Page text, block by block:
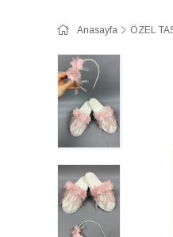
Anasayfa ÖZEL